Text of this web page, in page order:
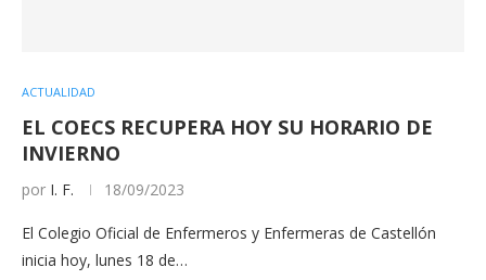
ACTUALIDAD
EL COECS RECUPERA HOY SU HORARIO DE
INVIERNO
por I. F. 18/09/2023
El Colegio Oficial de Enfermeros y Enfermeras de Castellón
inicia hoy, lunes 18 de…